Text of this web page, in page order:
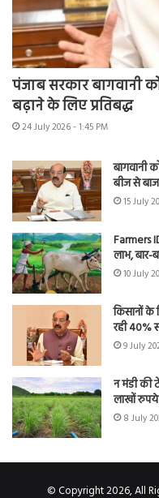
पंजाब सरकार बागवानी
बढ़ाने के लिए प्रतिबद्ध
24 July 2026 - 1:45 PM
बागवानी
बीज से
15 July
Farmers
लाभ,
10 July
किसानों
रही 40%
9 July
न मंडी की
लाखों रुपये
8 July
© Copyright 2026, All